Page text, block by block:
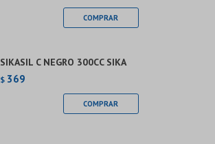
SIKASIL C NEGRO 300CC SIKA
$ 369